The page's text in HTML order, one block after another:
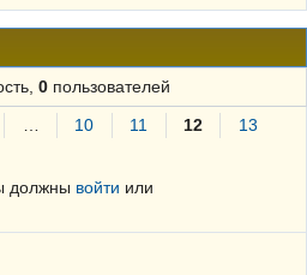
0пользователей
10 11 12
13
должны войти или